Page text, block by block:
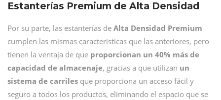
Estanterías Premium de Alta Densidad
Por su parte, las estanterías de Alta Densidad Premium
cumplen las mismas características que las anteriores, pero
tienen la ventaja de que proporcionan un 40% más de
capacidad de almacenaje, gracias a que utilizan un
sistema de carriles que proporciona un acceso fácil y
seguro a todos los productos, eliminando el espacio que se